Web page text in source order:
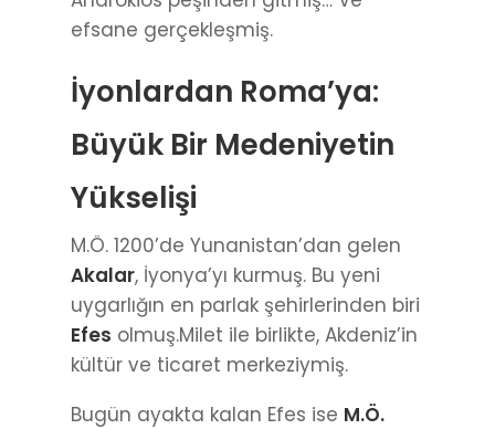
efsane gerçekleşmiş.
İyonlardan Roma’ya:
Büyük Bir Medeniyetin
Yükselişi
M.Ö. 1200’de Yunanistan’dan gelen
Akalar, İyonya’yı kurmuş. Bu yeni
uygarlığın en parlak şehirlerinden biri
Efes olmuş.Milet ile birlikte, Akdeniz’in
kültür ve ticaret merkeziymiş.
Bugün ayakta kalan Efes ise M.Ö.